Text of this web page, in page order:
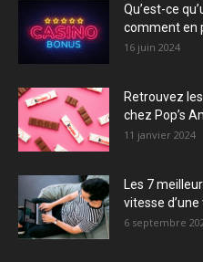
Qu’est-ce
comment en
16 juin 2024
Retrouvez
chez Pop’s
11 janvier 2024
Les 7
vitesse d’une
6 septembre